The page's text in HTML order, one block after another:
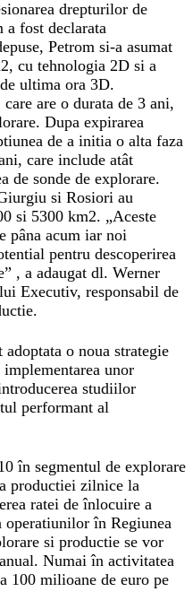
drepturilor de
a fost declarata
Petrom si-a asumat
cu tehnologia 2D si a
ultima ora 3D.
are o durata de 3 ani,
Dupa expirarea
de a initia o alta faza
care include atât
de sonde de explorare.
si Rosiori au
si 5300 km2. „Aceste
pâna acum iar noi
pentru descoperirea
, a adaugat dl. Werner
Executiv, responsabil de
o noua strategie
unor
studiilor
performant al
în segmentul de explorare
productiei zilnice la
ratei de înlocuire a
operatiunilor în Regiunea
si productie se vor
Numai în activitatea
100 milioane de euro pe